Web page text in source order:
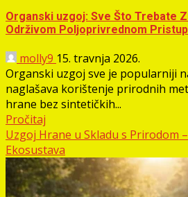
Organski uzgoj: Sve Što Trebate
Održivom Poljoprivrednom
molly9 15. travnja 2026.
Organski uzgoj sve je popularniji
naglašava korištenje prirodnih
hrane bez sintetičkih...
Pročitaj
Uzgoj Hrane u Skladu s Prirodom
Ekosustava